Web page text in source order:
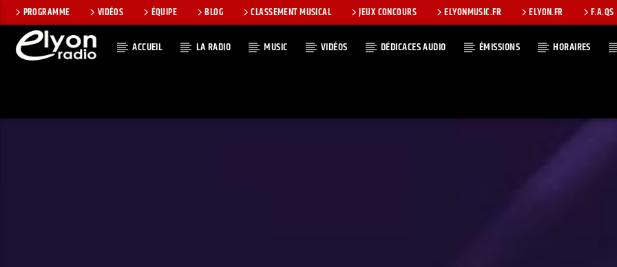
PROGRAMME VIDÉOS ÉQUIPE BLOG CLASSEMENT MUSICAL JEUX CONCOURS ELYONMUSIC.FR ELYON.FR F.A.QS
ACCUEIL LA RADIO MUSIC VIDÉOS DÉDICACES AUDIO ÉMISSIONS HORAIRES